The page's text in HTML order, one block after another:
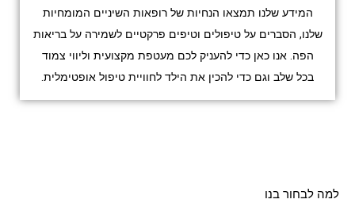
המידע שלנו תמצאו הנחיות של רופאות השיניים המומחיות
שלנו, הסברים על טיפולים וטיפים פרקטיים לשמירה על בריאות
הפה. אנו כאן כדי להעניק לכם מעטפת מקצועית וליווי צמוד
בכל שלב וגם כדי להכין את הילד לחוויית טיפול אופטימלית.
למה לבחור בנו